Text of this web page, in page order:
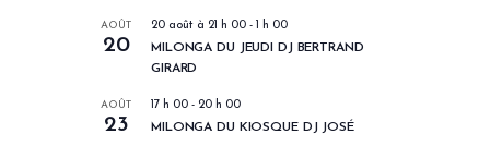
AOÛT
20
20 août à 21 h 00 - 1 h 00
MILONGA DU JEUDI DJ BERTRAND
GIRARD
AOÛT
23
17 h 00 - 20 h 00
MILONGA DU KIOSQUE DJ JOSÉ